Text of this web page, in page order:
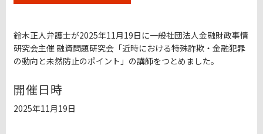
鈴木正人弁護士が2025年11月19日に一般社団法人金融財政事情
研究会主催 融資問題研究会「近時における特殊詐欺・金融犯罪
の動向と未然防止のポイント」の講師をつとめました。
開催日時
2025年11月19日